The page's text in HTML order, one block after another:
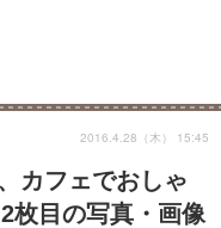
カフェでおしゃ
枚目の写真・画像
2016.4.28（木） 15:45